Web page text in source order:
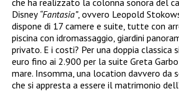
che ha realizzato la colonna sonora del
Disney“Fantasia”, ovvero Leopold
dispone di 17 camere e suite, tutte con
piscina con idromassaggio, giardini
privato. E i costi? Per una doppia classica
euro fino ai 2.900 per la suite Greta
mare. Insomma, una location davvero da
che si appresta a essere il matrimonio